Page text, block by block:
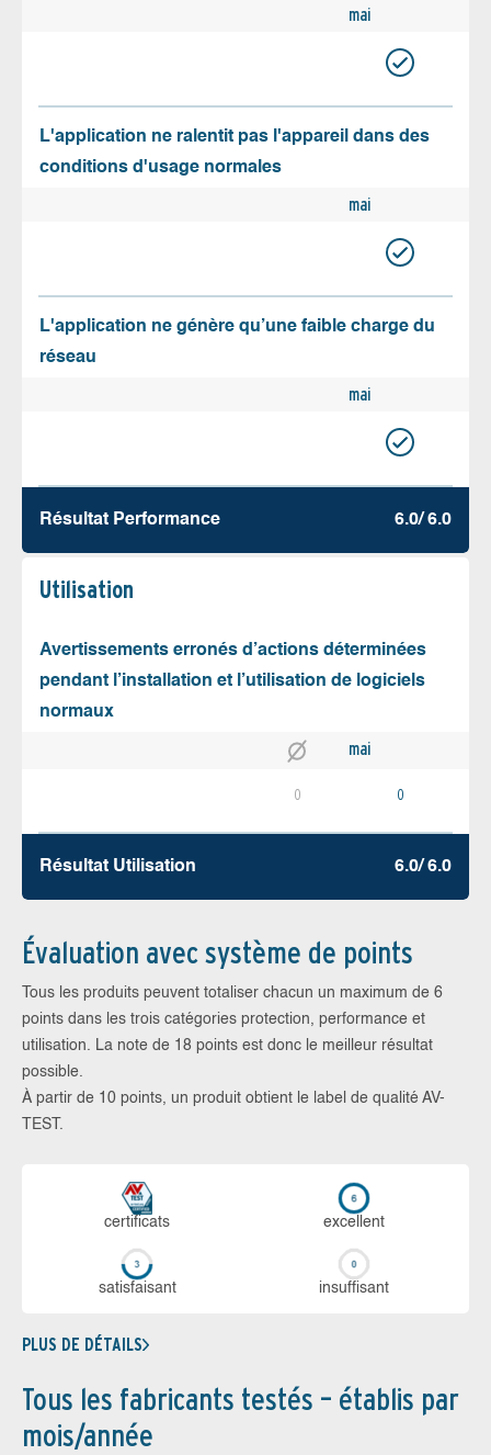
mai
L'application ne ralentit pas l'appareil dans des
conditions d'usage normales
mai
L'application ne génère qu’une faible charge du
réseau
mai
Résultat Performance 6.0/ 6.0
Utilisation
Avertissements erronés d’actions déterminées
pendant l’installation et l’utilisation de logiciels
normaux
mai
0 0
Résultat Utilisation 6.0/ 6.0
Évaluation avec système de points
Tous les produits peuvent totaliser chacun un maximum de 6
points dans les trois catégories protection, performance et
utilisation. La note de 18 points est donc le meilleur résultat
possible.
À partir de 10 points, un produit obtient le label de qualité AV-
TEST.
certi­ficats ex­cellent
sa­tis­fai­sant in­suf­fi­sant
PLUS DE DÉTAILS
Tous les fabricants testés – établis par
mois/année